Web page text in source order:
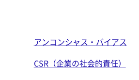
アンコンシャス・バイアス
CSR（企業の社会的責任）